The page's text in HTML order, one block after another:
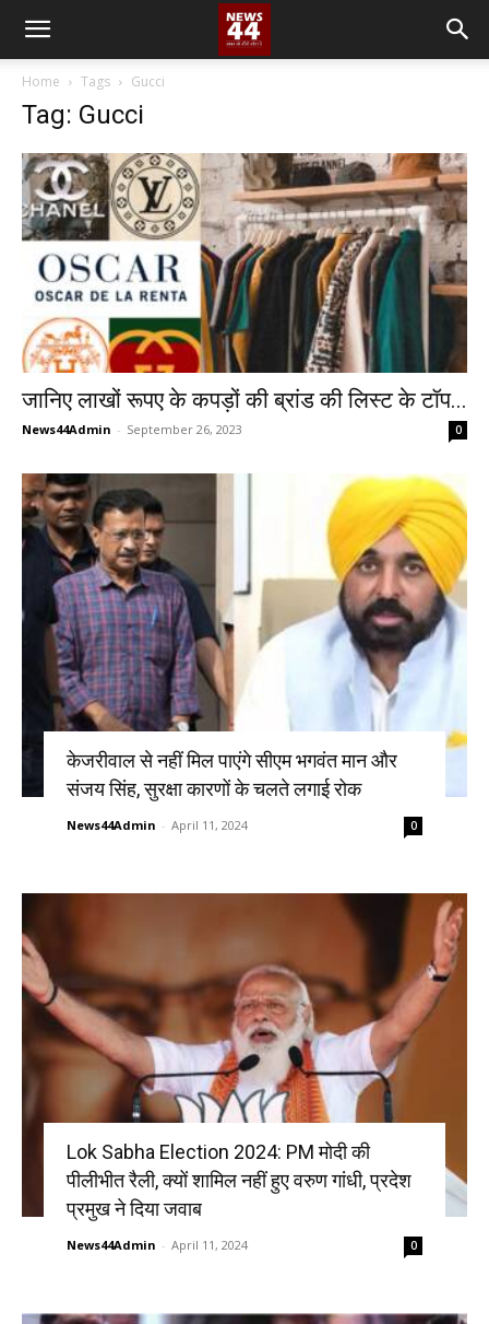
Home Tags Gucci
Tag: Gucci
जानिए लाखों रूपए के कपड़ों की ब्रांड की लिस्ट के टॉप...
News44Admin - September 26, 2023 0
केजरीवाल से नहीं मिल पाएंगे सीएम भगवंत मान और
संजय सिंह, सुरक्षा कारणों के चलते लगाई रोक
News44Admin - April 11, 2024 0
Lok Sabha Election 2024: PM मोदी की
पीलीभीत रैली, क्यों शामिल नहीं हुए वरुण गांधी, प्रदेश
प्रमुख ने दिया जवाब
News44Admin - April 11, 2024 0